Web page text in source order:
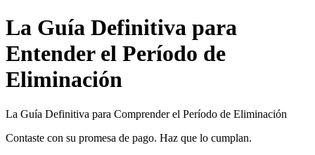
La Guía Definitiva para
Entender el Período de
Eliminación
La Guía Definitiva para Comprender el Período de Eliminación
Contaste con su promesa de pago. Haz que lo cumplan.